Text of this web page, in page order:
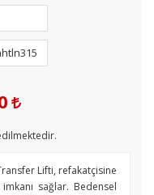
Lifti, refakatçisine
sağlar. Bedensel